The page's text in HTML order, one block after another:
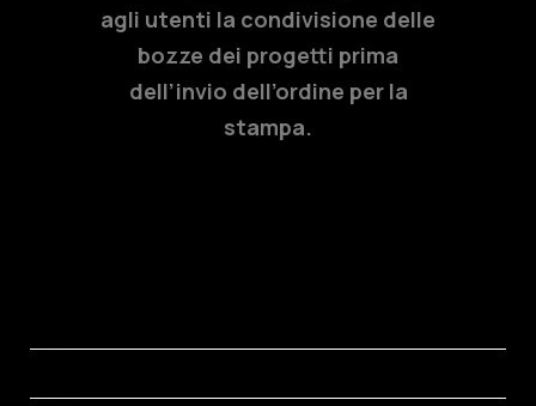
agli utenti la condivisione delle
bozze dei progetti prima
dell’invio dell’ordine per la
stampa.